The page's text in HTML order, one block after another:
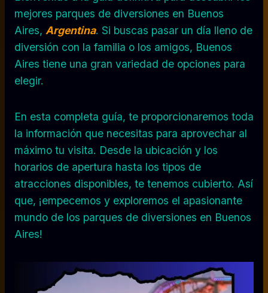
mejores parques de diversiones en Buenos
Aires, Argentina. Si buscas pasar un día lleno de
diversión con la familia o los amigos, Buenos
Aires tiene una gran variedad de opciones para
elegir.
En esta completa guía, te proporcionaremos toda
la información que necesitas para aprovechar al
máximo tu visita. Desde la ubicación y los
horarios de apertura hasta los tipos de
atracciones disponibles, te tenemos cubierto. Así
que, ¡empecemos y exploremos el apasionante
mundo de los parques de diversiones en Buenos
Aires!